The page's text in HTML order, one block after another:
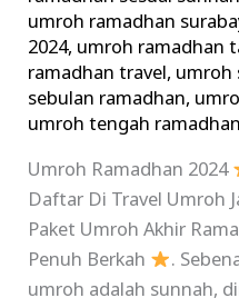
umroh ramadhan
2024, umroh ramadhan
ramadhan travel, umroh
sebulan ramadhan,
umroh tengah ramadhan
Umroh Ramadhan 2024
Daftar Di Travel Umroh
Paket Umroh Akhir
Penuh Berkah
.
umroh adalah sunnah,